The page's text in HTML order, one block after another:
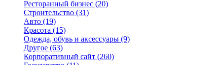
Ресторанный бизнес (20)
Строительство (31)
Авто (19)
Красота (15)
Одежда, обувь и аксессуары (9)
Другое (63)
Корпоративный сайт (260)